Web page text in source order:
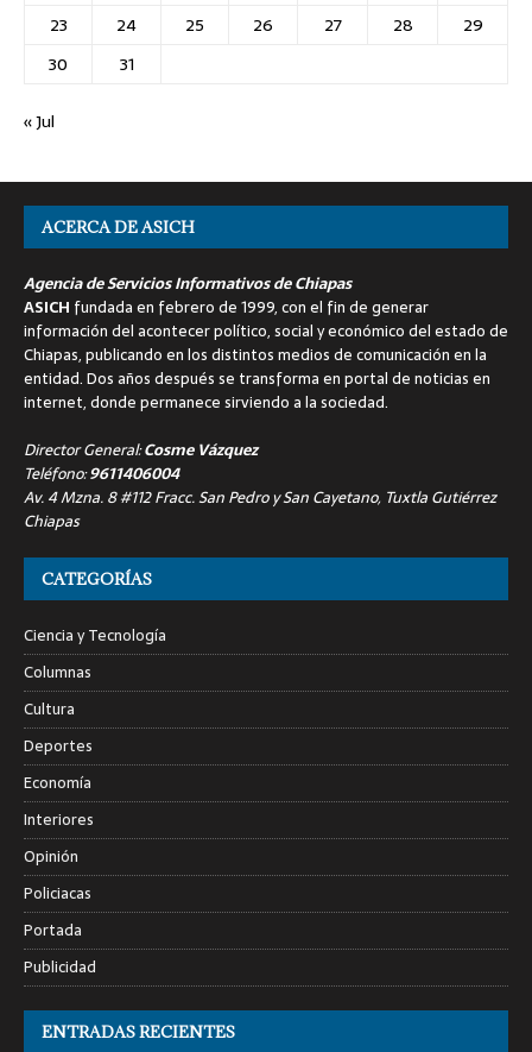
23
24 25 26 27 28
29
30
31
« Jul
ACERCA DE ASICH
Agencia de Servicios Informativos de Chiapas
ASICH fundada en febrero de 1999, con el fin de generar
información del acontecer político, social y económico del estado de
Chiapas, publicando en los distintos medios de comunicación en la
entidad. Dos años después se transforma en portal de noticias en
internet, donde permanece sirviendo a la sociedad.
Director General:Cosme Vázquez
Teléfono:9611406004
Av. 4 Mzna. 8 #112 Fracc. San Pedro y San Cayetano, Tuxtla Gutiérrez
Chiapas
CATEGORÍAS
Ciencia y Tecnología
Columnas
Cultura
Deportes
Economía
Interiores
Opinión
Policiacas
Portada
Publicidad
ENTRADAS RECIENTES